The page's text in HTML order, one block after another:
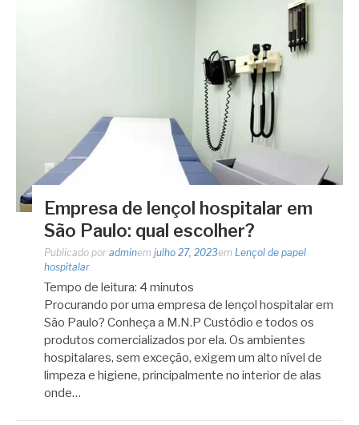
Empresa de lençol hospitalar em
São Paulo: qual escolher?
Publicado por adminem julho 27, 2023em Lençol de papel
hospitalar
Tempo de leitura: 4 minutos
Procurando por uma empresa de lençol hospitalar em
São Paulo? Conheça a M.N.P Custódio e todos os
produtos comercializados por ela. Os ambientes
hospitalares, sem exceção, exigem um alto nível de
limpeza e higiene, principalmente no interior de alas
onde…